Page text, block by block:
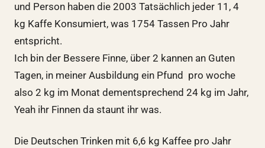
und Person haben die 2003 Tatsächlich jeder 11, 4
kg Kaffe Konsumiert, was 1754 Tassen Pro Jahr
entspricht.
Ich bin der Bessere Finne, über 2 kannen an Guten
Tagen, in meiner Ausbildung ein Pfund pro woche
also 2 kg im Monat dementsprechend 24 kg im Jahr,
Yeah ihr Finnen da staunt ihr was.
Die Deutschen Trinken mit 6,6 kg Kaffee pro Jahr